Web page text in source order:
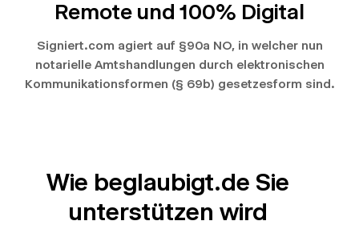
Remote und 100% Digital
Signiert.com agiert auf §90a NO, in welcher nun
notarielle Amtshandlungen durch elektronischen
Kommunikationsformen (§ 69b) gesetzesform sind.
Wie beglaubigt.de Sie
unterstützen wird